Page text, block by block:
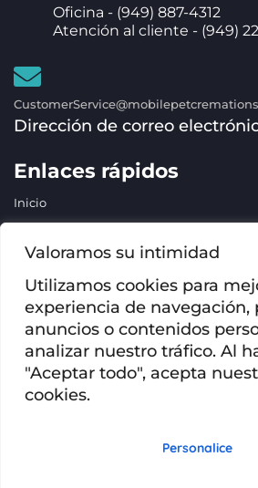
Valoramos su intimidad
Utilizamos cookies para
experiencia de navegación,
anuncios o contenidos
analizar nuestro tráfico. Al
"Aceptar todo", acepta
cookies.
Personalice
Oficina - (949) 887-4312
Atención al cliente - (949)
Dirección de correo
Enlaces rápidos
Inicio
Cremaciones
Urnas y relicarios
PREGUNTAS FRECUENTES
Póngase en contacto con
Blog
Todos los derechos reservados